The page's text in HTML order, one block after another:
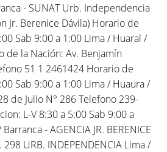
- SUNAT Urb. Independencia
Jr. Berenice Dávila) Horario de
Sab 9:00 a 1:00 Lima / Huaral /
de la Nación: Av. Benjamín
51 1 2461424 Horario de
Sab 9:00 a 1:00 Lima / Huaura /
de Julio N° 286 Telefono 239-
L-V 8:30 a 5:00 Sab 9:00 a
- AGENCIA JR. BERENICE
298 URB. INDEPENDENCIA Lima /